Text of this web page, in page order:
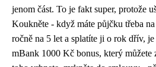
jenom část. To je fakt super, protože
Koukněte - když máte půjčku třeba
ročně na 5 let a splatíte ji o rok dřív,
mBank 1000 Kč bonus, který můžete